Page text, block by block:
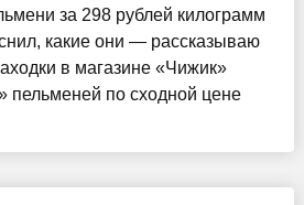
за 298 рублей килограмм
какие они — рассказываю
в магазине «Чижик»
пельменей по сходной цене